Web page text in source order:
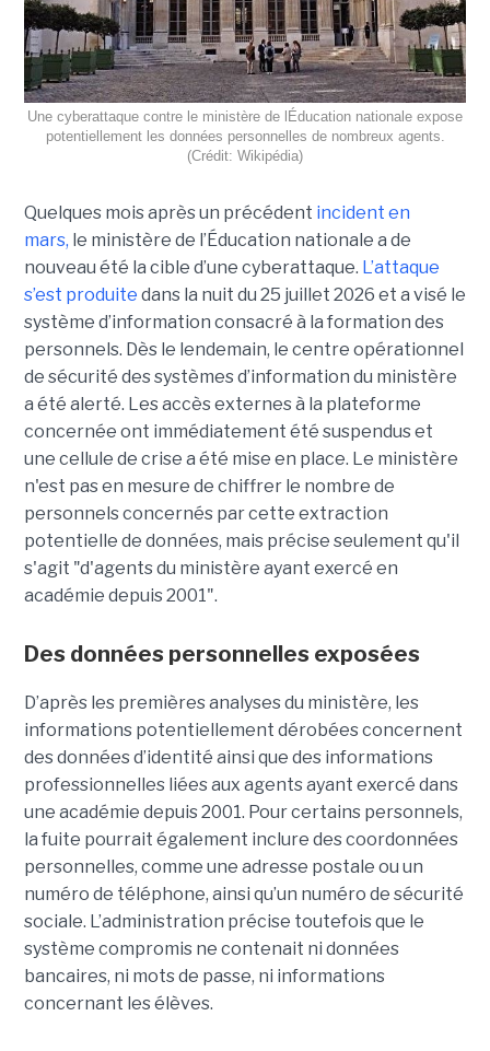
Une cyberattaque contre le ministère de lÉducation nationale expose
potentiellement les données personnelles de nombreux agents.
(Crédit: Wikipédia)
Quelques mois après un précédent incident en
mars, le ministère de l’Éducation nationale a de
nouveau été la cible d’une cyberattaque. L’attaque
s’est produite dans la nuit du 25 juillet 2026 et a visé le
système d’information consacré à la formation des
personnels. Dès le lendemain, le centre opérationnel
de sécurité des systèmes d’information du ministère
a été alerté. Les accès externes à la plateforme
concernée ont immédiatement été suspendus et
une cellule de crise a été mise en place. Le ministère
n'est pas en mesure de chiffrer le nombre de
personnels concernés par cette extraction
potentielle de données, mais précise seulement qu'il
s'agit "d'agents du ministère ayant exercé en
académie depuis 2001".
Des données personnelles exposées
D’après les premières analyses du ministère, les
informations potentiellement dérobées concernent
des données d’identité ainsi que des informations
professionnelles liées aux agents ayant exercé dans
une académie depuis 2001. Pour certains personnels,
la fuite pourrait également inclure des coordonnées
personnelles, comme une adresse postale ou un
numéro de téléphone, ainsi qu’un numéro de sécurité
sociale. L’administration précise toutefois que le
système compromis ne contenait ni données
bancaires, ni mots de passe, ni informations
concernant les élèves.